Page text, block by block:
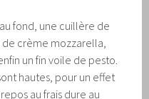
fond, une cuillère de
de crème mozzarella,
un fin voile de pesto.
hautes, pour un effet
repos au frais dure au